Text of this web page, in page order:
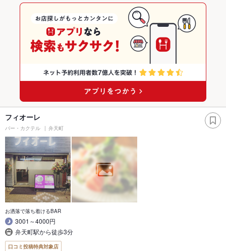
フィオーレ
バー・カクテル 弁天町
お洒落で落ち着けるBAR
3001～4000円
弁天町駅から徒歩3分
口コミ投稿特典対象店